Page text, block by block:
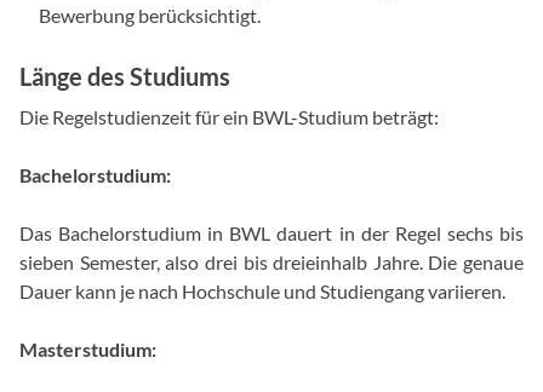
Bewerbung berücksichtigt.
Länge des Studiums
Die Regelstudienzeit für ein BWL-Studium beträgt:
Bachelorstudium:
Das Bachelorstudium in BWL dauert in der Regel sechs bis
sieben Semester, also drei bis dreieinhalb Jahre. Die genaue
Dauer kann je nach Hochschule und Studiengang variieren.
Masterstudium: